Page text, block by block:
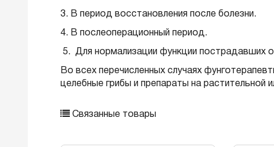
3. В период восстановления после болезни.
4. В послеоперационный период.
5. Для нормализации функции пострадавших
Во всех перечисленных случаях
целебные грибы и препараты на растительной
Связанные товары